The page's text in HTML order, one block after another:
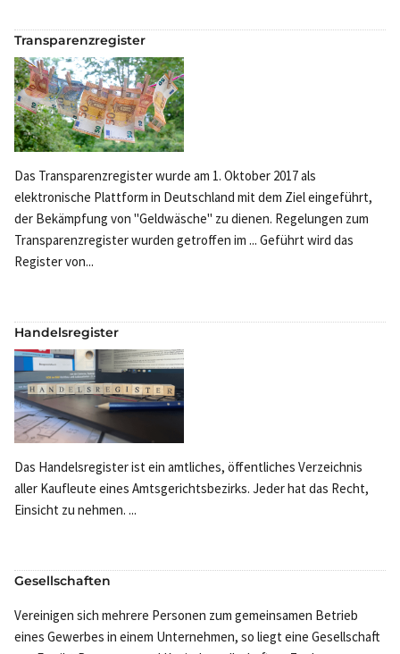
Transparenzregister
Das Transparenzregister wurde am 1. Oktober 2017 als
elektronische Plattform in Deutschland mit dem Ziel eingeführt,
der Bekämpfung von "Geldwäsche" zu dienen. Regelungen zum
Transparenzregister wurden getroffen im ... Geführt wird das
Register von...
Handelsregister
Das Handelsregister ist ein amtliches, öffentliches Verzeichnis
aller Kaufleute eines Amtsgerichtsbezirks. Jeder hat das Recht,
Einsicht zu nehmen. ...
Gesellschaften
Vereinigen sich mehrere Personen zum gemeinsamen Betrieb
eines Gewerbes in einem Unternehmen, so liegt eine Gesellschaft